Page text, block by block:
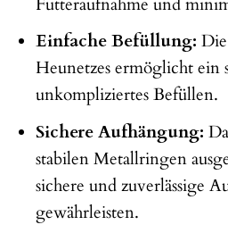
Einfache Befüllung:
Heunetzes ermöglicht ein
unkompliziertes Befüllen.
Sichere Aufhängung:
stabilen Metallringen
sichere und zuverlässige
gewährleisten.